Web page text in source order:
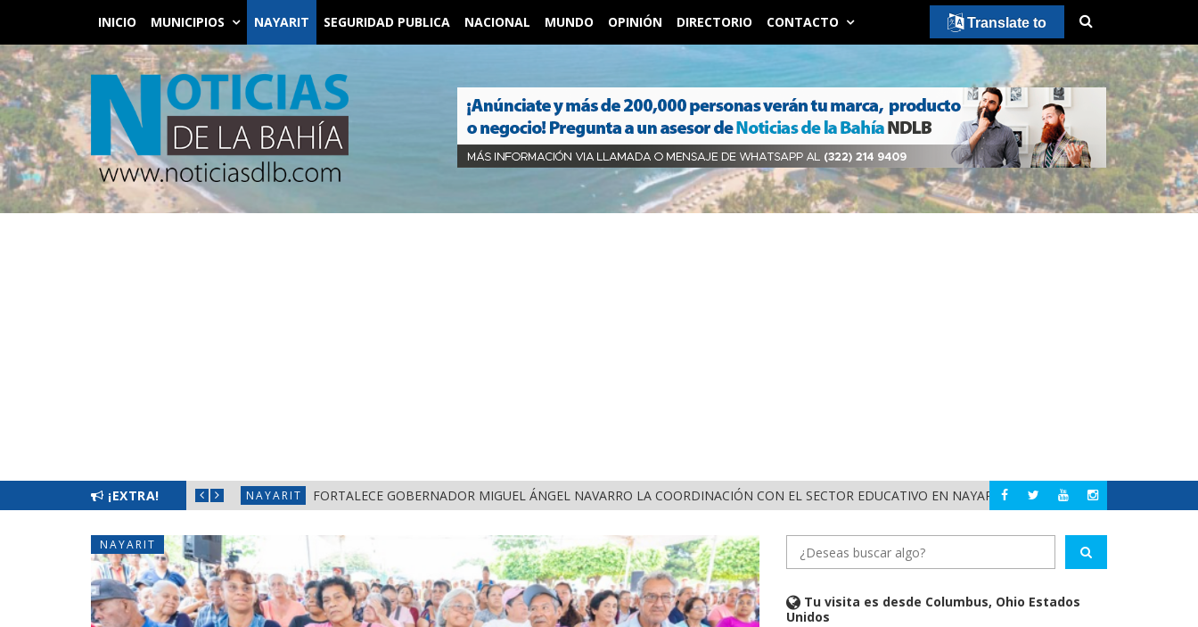
INICIO MUNICIPIOS NAYARIT SEGURIDAD PUBLICA NACIONAL MUNDO OPINIÓN DIRECTORIO CONTACTO
¡EXTRA! NAYARIT FORTALECE GOBERNADOR MIGUEL ÁNGEL NAVARRO LA COORDINACIÓN CON EL SECTOR EDUCATIVO EN NAYARIT BAHÍA DE BANDERAS
NAYARIT
Tu visita es desde Columbus, Ohio Estados
Unidos
Translate to